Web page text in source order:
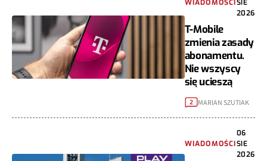
2026
T-Mobile
zmienia zasady
abonamentu.
Nie wszyscy
się ucieszą
2 MARIAN SZUTIAK
WIADOMOŚCI
06
SIE
2026